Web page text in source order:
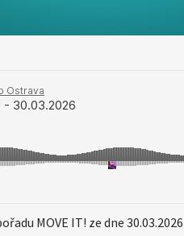
MOVE IT! ze dne